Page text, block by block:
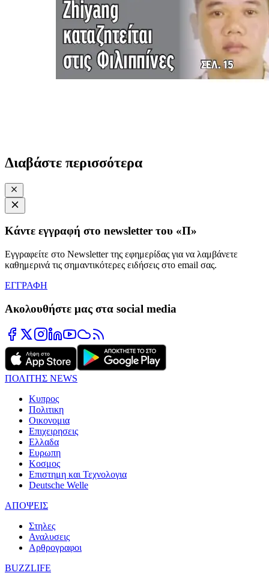
Διαβάστε περισσότερα
Κάντε εγγραφή στο newsletter του «Π»
Εγγραφείτε στο Newsletter της εφημερίδας για να λαμβάνετε
καθημερινά τις σημαντικότερες ειδήσεις στο email σας.
ΕΓΓΡΑΦΗ
Ακολουθήστε μας στα social media
ΠΟΛΙΤΗΣ NEWS
Κυπρος
Πολιτικη
Οικονομια
Επιχειρησεις
Ελλαδα
Ευρωπη
Κοσμος
Επιστημη και Τεχνολογια
Deutsche Welle
ΑΠΟΨΕΙΣ
Στηλες
Αναλυσεις
Αρθρογραφοι
BUZZLIFE